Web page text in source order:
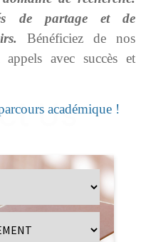
de partage et de
Bénéficiez de nos
avec succès et
académique !